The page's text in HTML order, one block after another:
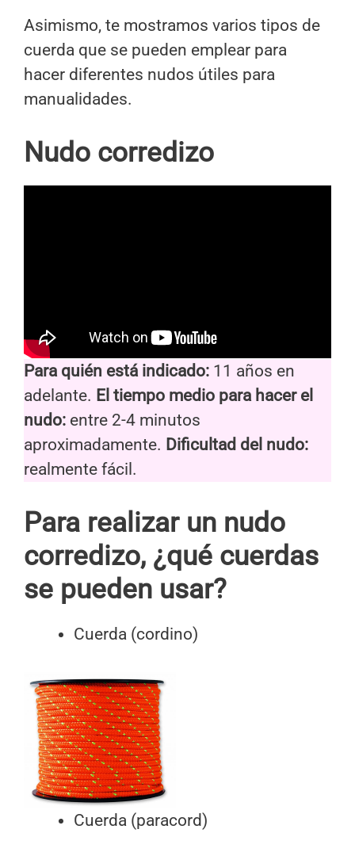
Asimismo, te mostramos varios tipos de
cuerda que se pueden emplear para
hacer diferentes nudos útiles para
manualidades.
Nudo corredizo
Para quién está indicado: 11 años en
adelante. El tiempo medio para hacer el
nudo: entre 2-4 minutos
aproximadamente. Dificultad del nudo:
realmente fácil.
Para realizar un nudo
corredizo, ¿qué cuerdas
se pueden usar?
Cuerda (cordino)
Cuerda (paracord)